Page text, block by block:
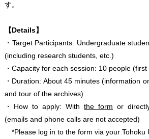
す。
【Details】
・Target Participants: Undergraduate
(including research students, etc.)
・Capacity for each session: 10 people
・Duration: About 45 minutes (information
and tour of the archives)
・How to apply: With the form or
(emails and phone calls are not accepted)
*Please log in to the form via your Tohoku